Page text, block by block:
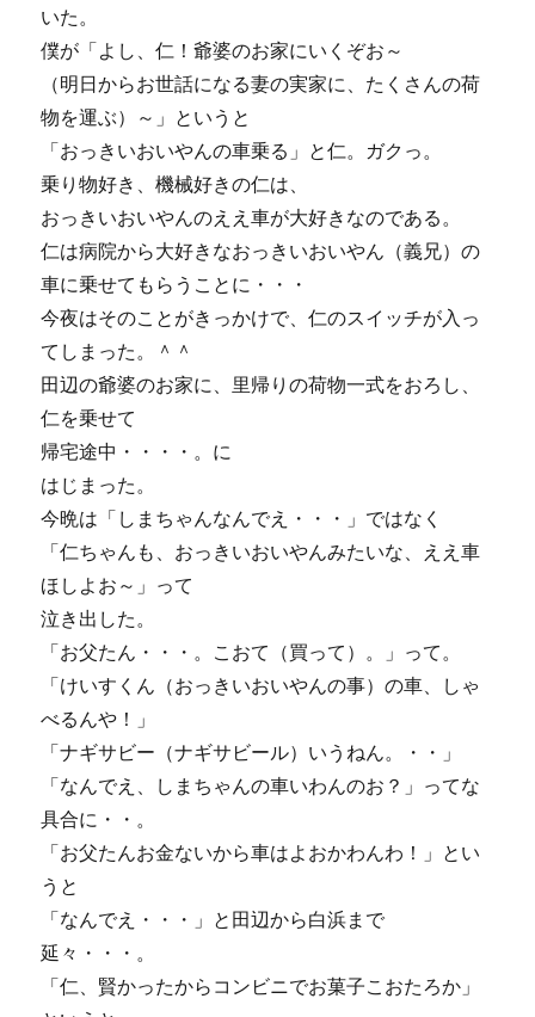
いた。
僕が「よし、仁！爺婆のお家にいくぞお～
（明日からお世話になる妻の実家に、たくさんの荷
物を運ぶ）～」というと
「おっきいおいやんの車乗る」と仁。ガクっ。
乗り物好き、機械好きの仁は、
おっきいおいやんのええ車が大好きなのである。
仁は病院から大好きなおっきいおいやん（義兄）の
車に乗せてもらうことに・・・
今夜はそのことがきっかけで、仁のスイッチが入っ
てしまった。＾＾
田辺の爺婆のお家に、里帰りの荷物一式をおろし、
仁を乗せて
帰宅途中・・・・。に
はじまった。
今晩は「しまちゃんなんでえ・・・」ではなく
「仁ちゃんも、おっきいおいやんみたいな、ええ車
ほしよお～」って
泣き出した。
「お父たん・・・。こおて（買って）。」って。
「けいすくん（おっきいおいやんの事）の車、しゃ
べるんや！」
「ナギサビー（ナギサビール）いうねん。・・」
「なんでえ、しまちゃんの車いわんのお？」ってな
具合に・・。
「お父たんお金ないから車はよおかわんわ！」とい
うと
「なんでえ・・・」と田辺から白浜まで
延々・・・。
「仁、賢かったからコンビニでお菓子こおたろか」